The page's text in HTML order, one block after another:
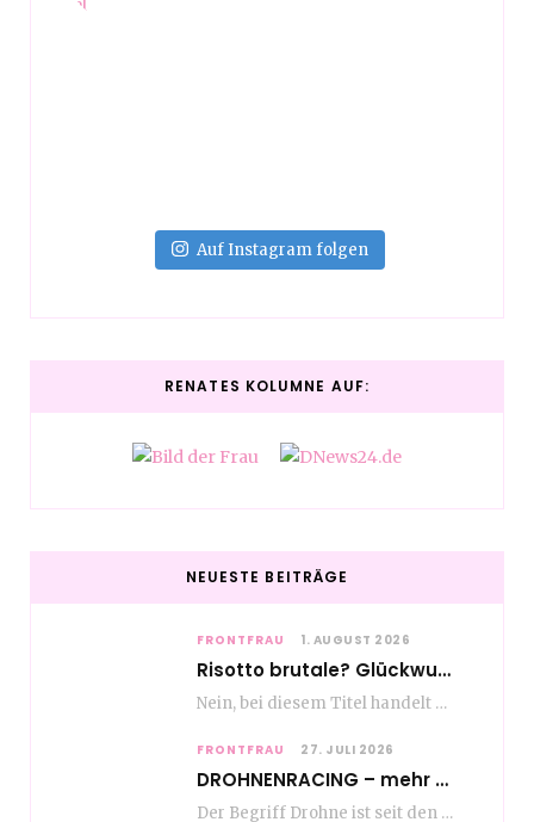
Auf Instagram folgen
RENATES KOLUMNE AUF:
NEUESTE BEITRÄGE
FRONTFRAU 1. AUGUST 2026
Risotto brutale? Glückwunsch Axel Milberg zum 70. Geburtstag
Nein, bei diesem Titel handelt es sich nicht um eine Kochshow, oder vielleicht doch etwas.…
FRONTFRAU 27. JULI 2026
DROHNENRACING – mehr als ein hipper Nischensport
Der Begriff Drohne ist seit den andauernden weltweiten Kriegshandlungen seit Jahren in aller Munde. Und…